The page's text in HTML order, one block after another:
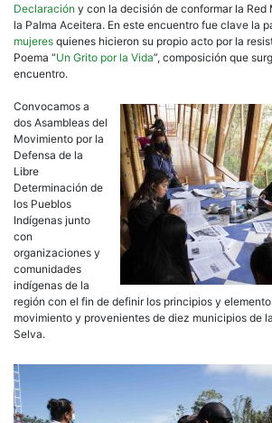
Declaración y con la decisión de conformar la Red
la Palma Aceitera. En este encuentro fue clave la
mujeres quienes hicieron su propio acto por la
Poema “Un Grito por la Vida”, composición que
encuentro.
Convocamos a
dos Asambleas del
Movimiento por la
Defensa de la
Libre
Determinación de
los Pueblos
Indígenas junto
con
organizaciones y
comunidades
indígenas de la
región con el fin de definir los principios y
movimiento y provenientes de diez municipios de
Selva.